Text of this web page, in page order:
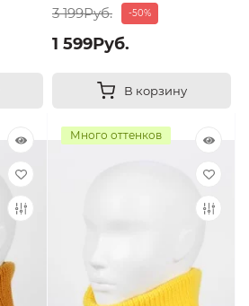
3 199Руб. -50%
1 599Руб.
В корзину
Много оттенков